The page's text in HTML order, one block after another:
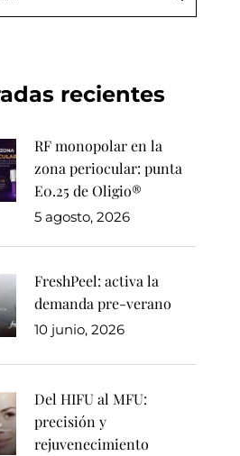
recientes
RF monopolar en la
zona periocular: punta
E0.25 de Oligio®
5 agosto, 2026
FreshPeel: activa la
demanda pre-verano
10 junio, 2026
Del HIFU al MFU:
precisión y
rejuvenecimiento